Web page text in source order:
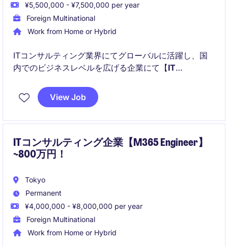
¥5,500,000 - ¥7,500,000 per year
Foreign Multinational
Work from Home or Hybrid
ITコンサルティング業界にてグローバルに活躍し、国
内でのビジネスレベルを広げる企業にて【IT
ンが募集しています！
View Job
ITコンサルティング企業【M365 Engineer】
~800万円！
Tokyo
Permanent
¥4,000,000 - ¥8,000,000 per year
Foreign Multinational
Work from Home or Hybrid